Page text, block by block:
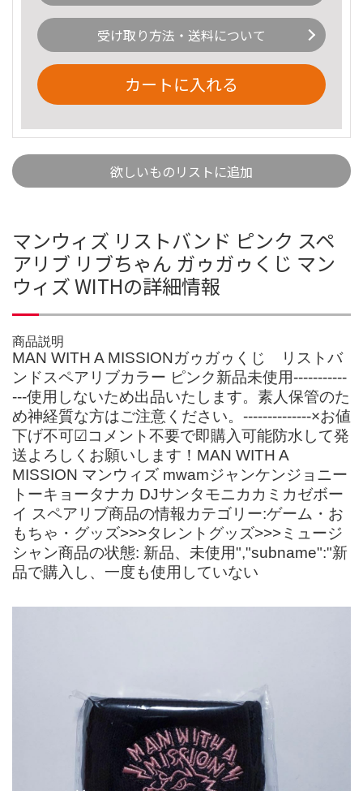
受け取り方法・送料について
カートに入れる
欲しいものリストに追加
マンウィズ リストバンド ピンク スペ
アリブ リブちゃん ガゥガゥくじ マン
ウィズ WITHの詳細情報
商品説明
MAN WITH A MISSIONガゥガゥくじ リストバ
ンドスペアリブカラー ピンク新品未使用-----------
---使用しないため出品いたします。素人保管のた
め神経質な方はご注意ください。--------------×お値
下げ不可☑︎コメント不要で即購入可能防水して発
送よろしくお願いします！MAN WITH A
MISSION マンウィズ mwamジャンケンジョニー
トーキョータナカ DJサンタモニカカミカゼボー
イ スペアリブ商品の情報カテゴリー:ゲーム・お
もちゃ・グッズ>>>タレントグッズ>>>ミュージ
シャン商品の状態: 新品、未使用","subname":"新
品で購入し、一度も使用していない